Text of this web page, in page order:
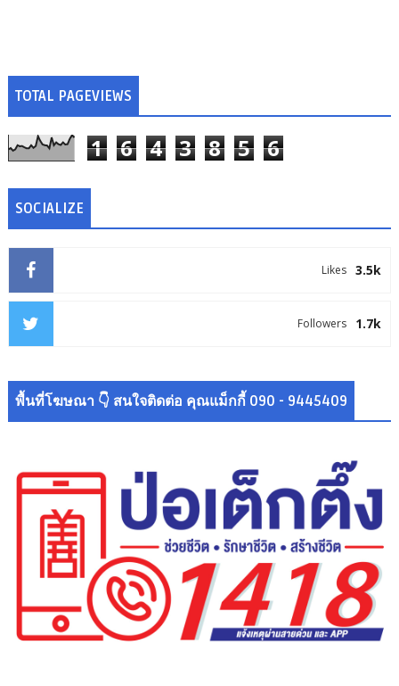
TOTAL PAGEVIEWS
1 6 4 3 8 5 6
SOCIALIZE
3.5k
Likes
1.7k
Followers
พื้นที่โฆษณา 👇 สนใจติดต่อ คุณแม็กกี้ 090 - 9445409